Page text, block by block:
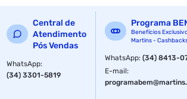
Central de
Atendimento
Pós Vendas
WhatsApp:
(34) 3301-5819
Programa
Benefícios
Martins -
WhatsApp:(34) 8413-
E-mail: